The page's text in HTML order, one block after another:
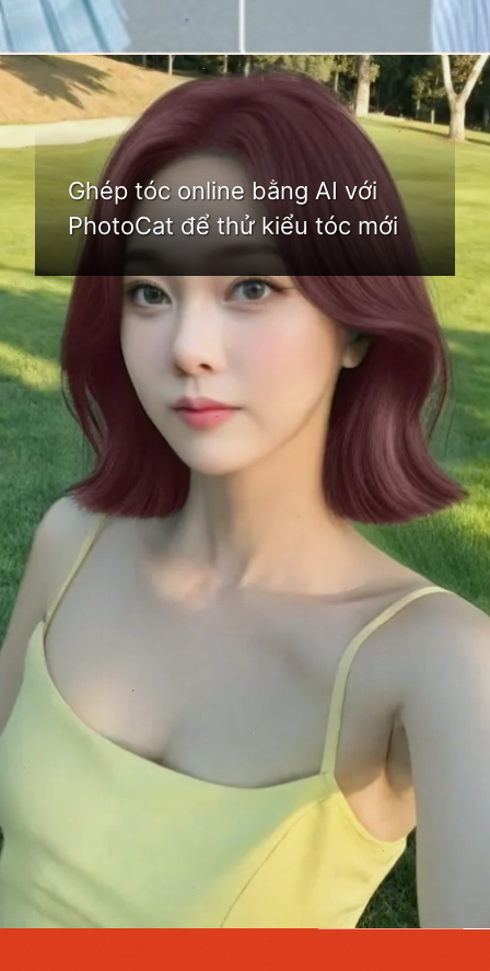
Đang mở https://idep.edu.vn/app-tao-kieu-toc
Ghép tóc online bằng AI với
PhotoCat để thử kiểu tóc mới